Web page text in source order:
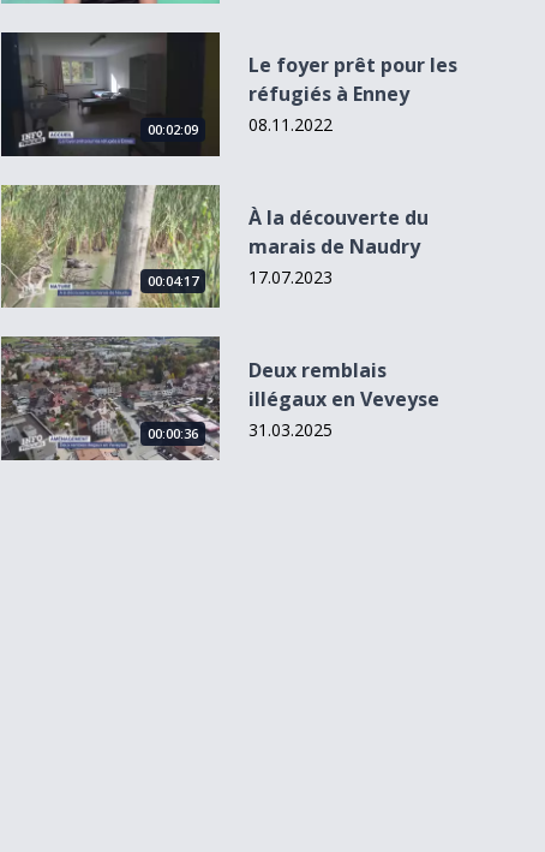
La Corrida de tous
les records
La Télé fête ses 15
Le foyer prêt pour les réfugiés à Enney
00:02:09
Le foyer prêt pour les
réfugiés à Enney
08.11.2022
À la découverte du marais de Naudry
00:04:17
À la découverte du
marais de Naudry
17.07.2023
Deux remblais illégaux en Veveyse
00:00:36
Deux remblais
illégaux en Veveyse
31.03.2025